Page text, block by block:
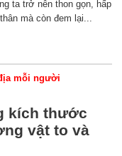
ta trở nên thon gọn, hấp
mà còn đem lại...
mỗi người
kích thước
vật to và